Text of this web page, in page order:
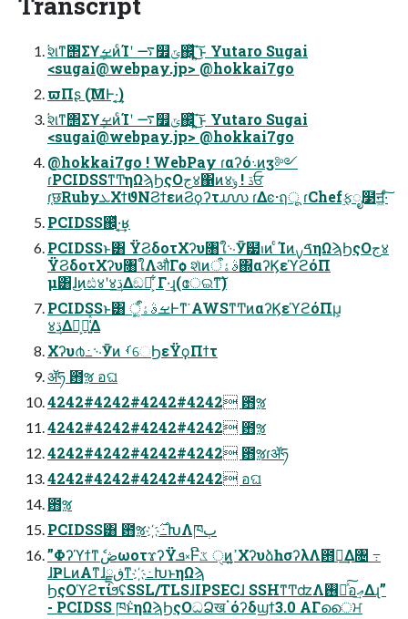
҆શͳ΢ΣϒܾࡁͷͨΊʹ ࠷௿ݶ஌͓͍ͬͯͯ΄͍͜͠ͱ Yutaro Sugai
<sugai@webpay.jp> @hokkai7go
ϖΠʂ (ָ͠ΜͰ·͔͢)
҆શͳ΢ΣϒܾࡁͷͨΊʹ ࠷௿ݶ஌͓͍ͬͯͯ΄͍͜͠ͱ Yutaro Sugai
<sugai@webpay.jp> @hokkai7go
@hokkai7go ! WebPay ɾαʔό܈ͷӡ༻
ɾPCIDSSͳͲηΩϡϦςΟج४΁ͷ४ڌ ! ݸਓ
ɾ֤छRubyܥΧϯϑΝϨϯεͷϨϙʔτ൝ ɾΔͼ·ฤू ɾChef࣮ફೖ໳ॻ͖·ͨ͠
PCIDSS஌ͬͯ·͔͢ʁ
PCIDSSͱ͸ ΫϨδοτΧʔυ৘ใ࿙Ӯ๷ࢭͷ ͨΊͷࠃࡍηΩϡϦςΟج४
ΫϨδοτΧʔυ৘ใΛऔΓѻ͏ શͯͷࣄۀऀ΍αʔϏεϓϩόΠ
μ͸ɺ͜ͷඪ४ʹ४ڌ͢Δඞཁ͕ ͋Γ·͢ɻ(േଇͳ͠)
PCIDSSͱ͸ ܾࡁࣄۀऀ͚ͩͰͳ͘ AWSͳͲͷαʔϏεϓϩόΠμ͕
४ڌ͢Δྫ͕૿͍͑ͯΔ
Χʔυ൪߸࿙Ӯͷ ࡾେϦεΫϙΠϯτ
ॲཧ ఻ૹ อଘ
4242#4242#4242#4242 ఻ૹ
4242#4242#4242#4242 ఻ૹ
4242#4242#4242#4242 ఻ૹɾॲཧ
4242#4242#4242#4242 อଘ
఻ૹ
PCIDSS͸ ఻ૹ࣌҉߸ԽΛཁٻ
”ΦʔϓϯͳެڞωοτϫʔΫܦ༝Ͱػີ ੑͷߴ͍ΧʔυձһσʔλΛ఻ૹ͢Δ৔ ߹
ɺҎԼͷΑ͏ͳɺڧྗͳ҉߸ԽͱηΩϡ
ϦςΟϓϩτίϧʢSSL/TLSɺIPSECɺ SSHͳͲʣΛ࢖༻ͯ͠อޢ͢Δɻ”
- PCIDSS ཁ݅ͱηΩϡϦςΟධՁखॱόʔδϣϯ3.0 ΑΓൈਮ